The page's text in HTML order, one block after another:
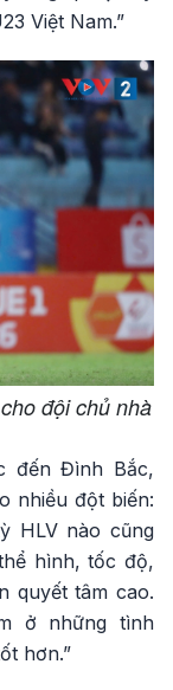
Việt Nam.”
đội chủ nhà
đến Đình Bắc,
nhiều đột biến:
HLV nào cũng
hình, tốc độ,
quyết tâm cao.
ở những tình
hơn.”